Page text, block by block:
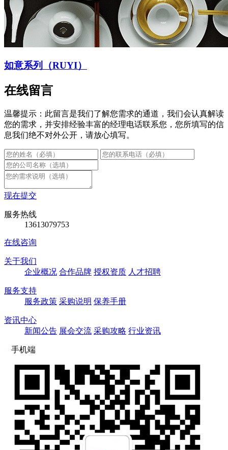
如意系列（RUYI）
在线留言
温馨提示：此留言是我们了解您需求的通道，我们会认真解读
您的需求，并安排经验丰富的经理电话联系您，您所填写的信
息我们绝不对外公开，请放心填写。
现在提交
服务热线
13613079753
在线咨询
关于我们
企业概况 合作品牌 授权资质 人才招聘
服务支持
服务政策 采购说明 保养手册
资讯中心
新闻公告 展会交流 采购攻略 行业资讯
手机端